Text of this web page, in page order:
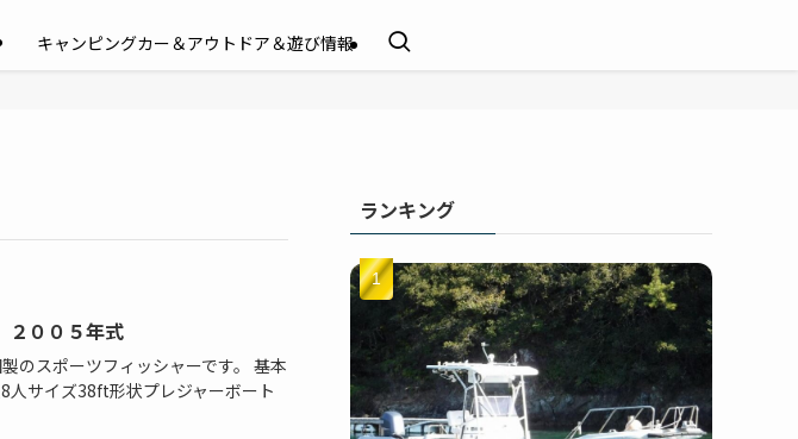
キャンピングカー＆アウトドア＆遊び情報
００５年式
のスポーツフィッシャーです。 基本
人サイズ38ft形状プレジャーボート
ランキング